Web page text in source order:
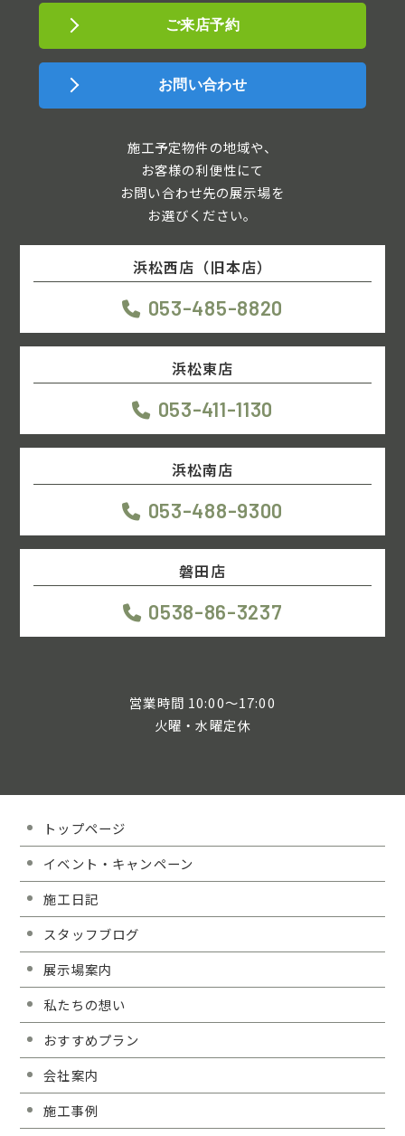
ご来店予約
お問い合わせ
施工予定物件の地域や、
お客様の利便性にて
お問い合わせ先の展示場を
お選びください。
浜松西店（旧本店）
053-485-8820
浜松東店
053-411-1130
浜松南店
053-488-9300
磐田店
0538-86-3237
営業時間 10:00～17:00
火曜・水曜定休
トップページ
イベント・キャンペーン
施工日記
スタッフブログ
展示場案内
私たちの想い
おすすめプラン
会社案内
施工事例